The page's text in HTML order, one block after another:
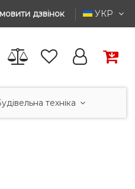
дзвінок УКР
техніка